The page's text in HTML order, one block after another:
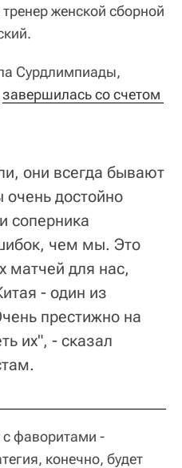
женской сборной
Сурдлимпиады,
завершилась со счетом
они всегда бывают
достойно
соперника
чем мы. Это
матчей для нас,
- один из
престижно на
их", - сказал
фаворитами -
конечно, будет